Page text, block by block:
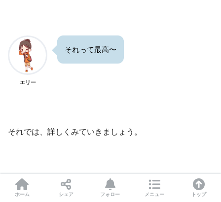
エリー
それって最高〜
それでは、詳しくみていきましょう。
INTEX(インテックス) ボート エクスプ
ホーム シェア フォロー メニュー トップ